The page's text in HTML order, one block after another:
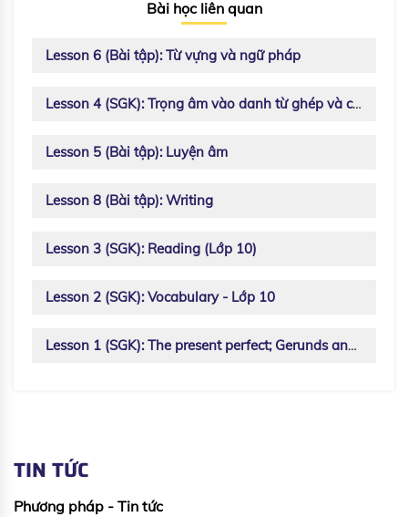
Bài học liên quan
Lesson 6 (Bài tập): Từ vựng và ngữ pháp
Lesson 4 (SGK): Trọng âm vào danh từ ghép và cụm danh từ
Lesson 5 (Bài tập): Luyện âm
Lesson 8 (Bài tập): Writing
Lesson 3 (SGK): Reading (Lớp 10)
Lesson 2 (SGK): Vocabulary - Lớp 10
Lesson 1 (SGK): The present perfect; Gerunds and infinitives - lớp 10
TIN TỨC
Phương pháp - Tin tức